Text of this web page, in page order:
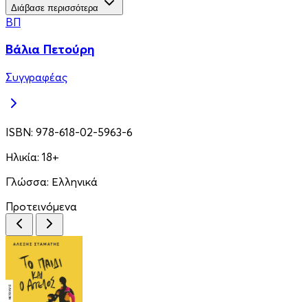
Διάβασε περισσότερα
ΒΠ
Βάλια Πετούρη
Συγγραφέας
ISBN: 978-618-02-5963-6
Ηλικία: 18+
Γλώσσα: Ελληνικά
Προτεινόμενα